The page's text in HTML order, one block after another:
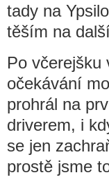
tady na
těším na
Po včerejšku
očekávání
prohrál na
driverem, i
se jen
prostě jsme